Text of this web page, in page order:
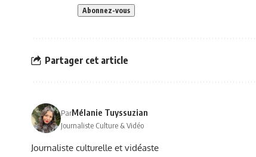
Partager cet article
ParMélanie Tuyssuzian
Journaliste Culture & Vidéo
Journaliste culturelle et vidéaste